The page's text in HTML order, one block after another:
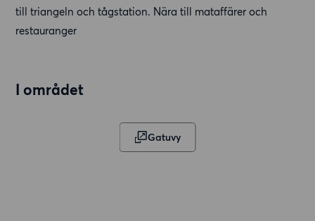
till triangeln och tågstation. Nära till mataffärer och
restauranger
I området
Gatuvy